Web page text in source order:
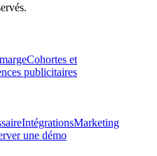
Cohortes et
publicitaires
IntégrationsMarketing
une démo